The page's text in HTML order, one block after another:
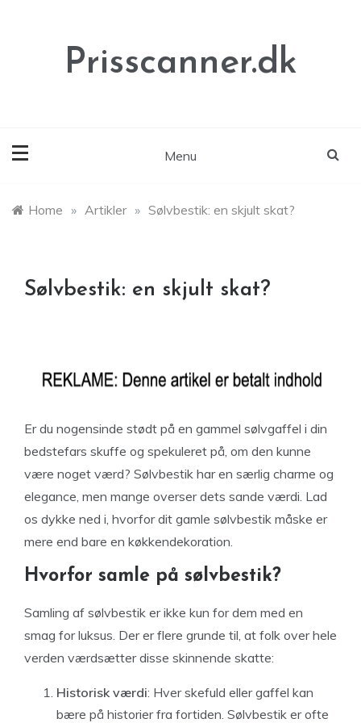
Prisscanner.dk
Menu
Home » Artikler » Sølvbestik: en skjult skat?
Sølvbestik: en skjult skat?
Er du nogensinde stødt på en gammel sølvgaffel i din
bedstefars skuffe og spekuleret på, om den kunne
være noget værd? Sølvbestik har en særlig charme og
elegance, men mange overser dets sande værdi. Lad
os dykke ned i, hvorfor dit gamle sølvbestik måske er
mere end bare en køkkendekoration.
Hvorfor samle på sølvbestik?
Samling af sølvbestik er ikke kun for dem med en
smag for luksus. Der er flere grunde til, at folk over hele
verden værdsætter disse skinnende skatte:
Historisk værdi: Hver skefuld eller gaffel kan
bære på historier fra fortiden. Sølvbestik er ofte